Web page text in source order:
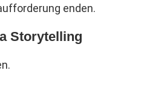
enden.
Storytelling